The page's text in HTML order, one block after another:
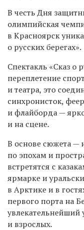
В честь Дня
олимпийская
в Красноярск
о русских берегах».
Спектакль «Сказ о
переплетение
и театра, это
синхронисток,
и флайборда —
и на сцене.
В основе сюжета —
по эпохам и
встретятся с
ярмарке и
в Арктике и в
первого порта на
увлекательнейший
и взрослых.